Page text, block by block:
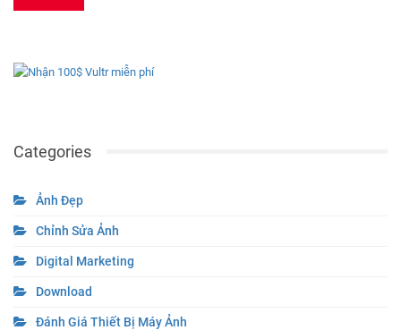
Categories
Ảnh Đẹp
Chỉnh Sửa Ảnh
Digital Marketing
Download
Đánh Giá Thiết Bị Máy Ảnh